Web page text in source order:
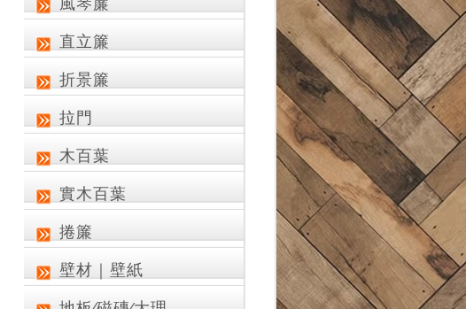
直立簾
折景簾
拉門
木百葉
實木百葉
捲簾
壁材｜壁紙